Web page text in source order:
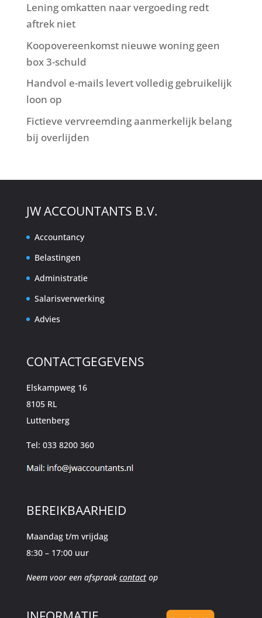
Lening omkatten naar vergoeding redt
aftrek niet
Koopovereenkomst nieuwe woning geen
box 3-schuld
Handvol e-mails levert volledig gebruikelijk
loon op
Fictieve vervreemding aanmerkelijk belang
bij overlijden
JW ACCOUNTANTS B.V.
Accountancy
Belastingen
Administratie
Salarisverwerking
Advies
CONTACTGEGEVENS
Elskampweg 16
8105 RL
Luttenberg
Tel: 033 8200 360
BEREIKBAARHEID
Maandag t/m vrijdag
8:30 – 17:00 uur
Neem voor een afspraakcontactop